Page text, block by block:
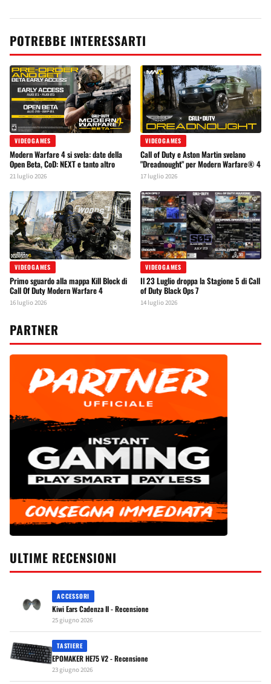
POTREBBE INTERESSARTI
VIDEOGAMES
Modern Warfare 4 si svela: date della
Open Beta, CoD: NEXT e tanto altro
21 luglio 2026
VIDEOGAMES
Call of Duty e Aston Martin svelano
"Dreadnought" per Modern Warfare® 4
17 luglio 2026
VIDEOGAMES
Primo sguardo alla mappa Kill Block di
Call Of Duty Modern Warfare 4
16 luglio 2026
VIDEOGAMES
Il 23 Luglio droppa la Stagione 5 di Call
of Duty Black Ops 7
14 luglio 2026
PARTNER
ULTIME RECENSIONI
ACCESSORI
Kiwi Ears Cadenza II - Recensione
25 giugno 2026
TASTIERE
EPOMAKER HE75 V2 - Recensione
23 giugno 2026